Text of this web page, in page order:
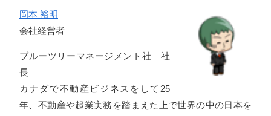
岡本 裕明
会社経営者
ブルーツリーマネージメント社 社
長
カナダで不動産ビジネスをして25
年、不動産や起業実務を踏まえた上で世界の中の日本を